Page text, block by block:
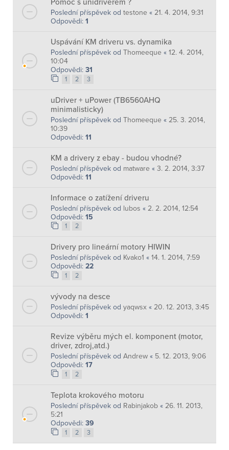
Pomoc s unidriverem ?
Poslední příspěvek od testone « 21. 4. 2014, 9:31
Odpovědi: 1
Uspávání KM driveru vs. dynamika
Poslední příspěvek od Thomeeque « 12. 4. 2014,
10:04
Odpovědi: 31
1 2 3
uDriver + uPower (TB6560AHQ
minimalisticky)
Poslední příspěvek od Thomeeque « 25. 3. 2014,
10:39
Odpovědi: 11
KM a drivery z ebay - budou vhodné?
Poslední příspěvek od matware « 3. 2. 2014, 3:37
Odpovědi: 11
Informace o zatížení driveru
Poslední příspěvek od lubos « 2. 2. 2014, 12:54
Odpovědi: 15
1 2
Drivery pro lineární motory HIWIN
Poslední příspěvek od Kvako1 « 14. 1. 2014, 7:59
Odpovědi: 22
1 2
vývody na desce
Poslední příspěvek od yaqwsx « 20. 12. 2013, 3:45
Odpovědi: 1
Revize výběru mých el. komponent (motor,
driver, zdroj,atd.)
Poslední příspěvek od Andrew « 5. 12. 2013, 9:06
Odpovědi: 17
1 2
Teplota krokového motoru
Poslední příspěvek od Rabinjakob « 26. 11. 2013,
5:21
Odpovědi: 39
1 2 3